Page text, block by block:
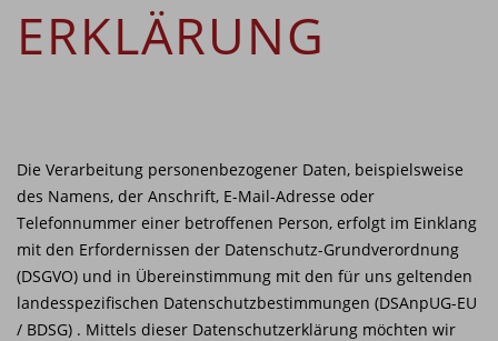
ERKLÄRUNG
Die Verarbeitung personenbezogener Daten, beispielsweise
des Namens, der Anschrift, E-Mail-Adresse oder
Telefonnummer einer betroffenen Person, erfolgt im Einklang
mit den Erfordernissen der Datenschutz-Grundverordnung
(DSGVO) und in Übereinstimmung mit den für uns geltenden
landesspezifischen Datenschutzbestimmungen (DSAnpUG-EU
/ BDSG) . Mittels dieser Datenschutzerklärung möchten wir